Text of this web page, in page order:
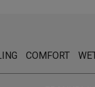
COMFORT